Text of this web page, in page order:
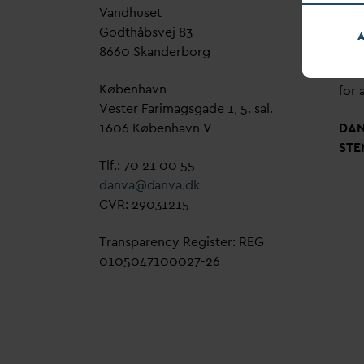
Vandhuset
Godthåbsvej 83
8660 Skanderborg
København
Vester Farimagsgade 1, 5. sal.
1606 København V
Tlf.: 70 21 00 55
danva@danva.dk
CVR: 29031215
Transparency Register: REG
0105047100027-26
for
DAN